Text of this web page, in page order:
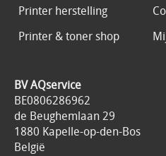
Printer herstelling
Printer & toner shop
BV AQservice
BE0806286962
de Beughemlaan 29
1880 Kapelle-op-den-Bos
België